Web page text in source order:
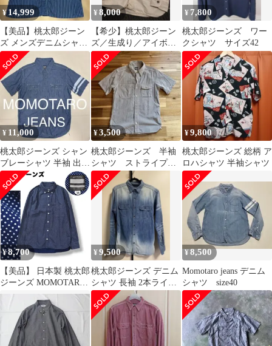
¥14,999
【美品】桃太郎ジーン
ズ メンズデニムシャツ
44サイズ
¥8,000
【希少】桃太郎ジーン
ズ／生成り／アイボリ
ー／ホワイト／シャン
ブレー／夏／シャツ
¥ 7,800
桃太郎ジーンズ ワー
クシャツ サイズ42
¥ 11,000
桃太郎ジーンズ シャン
ブレーシャツ 半袖 出陣
MOMOTARO JEANS
¥3,500
桃太郎ジーンズ 半袖
シャツ ストライプ
ガチャポケ 38 Ｍサイ
ズ 岡山
¥9,800
桃太郎ジーンズ 総柄 ア
ロハシャツ 半袖シャツ
¥8,700
【美品】 日本製 桃太郎
ジーンズ MOMOTARO
JEANS 長袖 ボタンダウ
ン デニム シャツ シン
グルポケット ラウンド
ヘム 40 ドット柄 イン
ディゴ アメリカン カジ
¥9,500
桃太郎ジーンズ デニム
シャツ 長袖 2本ライ
ン サイズ44
¥8,500
Momotaro jeans デニム
シャツ size40